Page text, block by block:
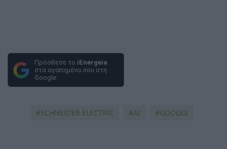
Πρόσθεσε το iEnergeia
στα αγαπημένα σου στη
Google
SCHNEIDER ELECTRIC AI GOOGLE